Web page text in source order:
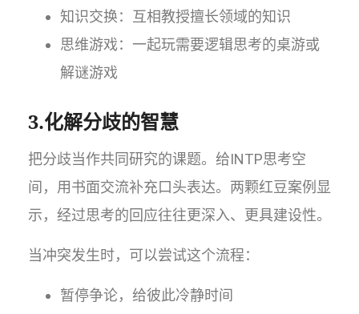
知识交换：互相教授擅长领域的知识
思维游戏：一起玩需要逻辑思考的桌游或
解谜游戏
3.化解分歧的智慧
把分歧当作共同研究的课题。给INTP思考空
间，用书面交流补充口头表达。两颗红豆案例显
示，经过思考的回应往往更深入、更具建设性。
当冲突发生时，可以尝试这个流程：
暂停争论，给彼此冷静时间